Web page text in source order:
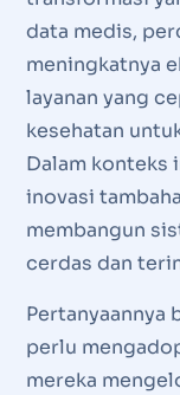
data medis,
meningkatnya
layanan yang
kesehatan
Dalam konteks
inovasi
membangun
cerdas dan
Pertanyaannya
perlu
mereka